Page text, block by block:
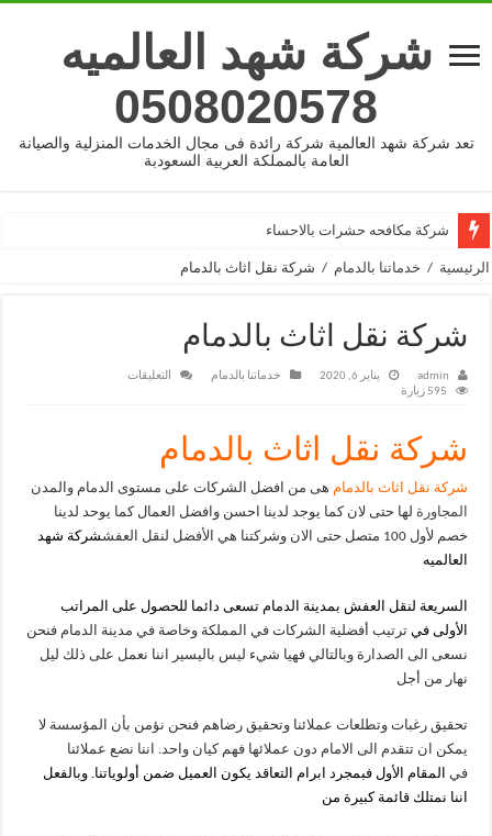
شركة شهد العالميه
0508020578
تعد شركة شهد العالمية شركة رائدة فى مجال الخدمات المنزلية والصيانة
العامة بالمملكة العربية السعودبة
شركة مكافحه حشرات بالاحساء
الرئيسية / خدماتنا بالدمام / شركة نقل اثاث بالدمام
شركة نقل اثاث بالدمام
admin يناير 6, 2020 خدماتنا بالدمام التعليقات
595 زيارة
شركة نقل اثاث بالدمام
شركة نقل اثاث بالدمام هى من افضل الشركات على مستوى الدمام والمدن
المجاورة لها حتى لان كما يوجد لدينا احسن وافضل العمال كما يوحد لدينا
خصم لأول 100 متصل حتى الان وشركتنا هي الأفضل لنقل العفش
شركة شهد
العالميه
السريعة لنقل العفش بمدينة الدمام تسعى دائما للحصول على المراتب
الأولى فيترتيب أفضلية الشركات في المملكة وخاصة في مدينة الدمام فنحن
نسعى الى الصدارة وبالتالي فهيا شيء ليس باليسير اننا نعمل على ذلك ليل
نهار من أجل
تحقيق رغبات وتطلعات عملائنا وتحقيق رضاهم فنحن نؤمن بأن المؤسسة لا
يمكن ان تتقدم الى الامام دون عملائها فهم كيان واحد. اننا نضع عملائنا
في
المقام الأول فبمجرد ابرام التعاقد يكون العميل ضمن أولوياتنا.وبالفعل
اننا نمتلك قائمة كبيرة من